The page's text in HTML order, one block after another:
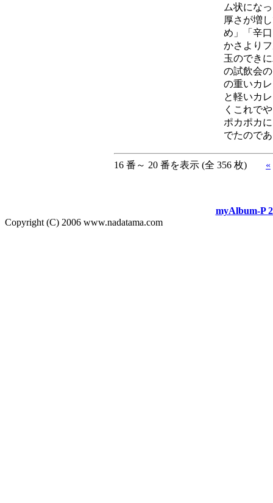
ム状にな
厚さが増
め」「辛
かさより
玉のでき
の試飲会
の重いカ
と軽いカ
くこれで
ポカポカ
でたので
16 番～ 20 番を表示 (全 356 枚) «
myAlbum-P
Copyright (C) 2006 www.nadatama.com